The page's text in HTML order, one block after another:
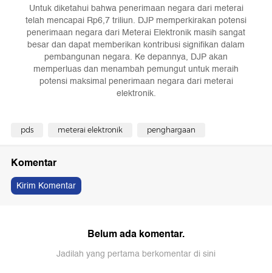
Untuk diketahui bahwa penerimaan negara dari meterai
telah mencapai Rp6,7 triliun. DJP memperkirakan potensi
penerimaan negara dari Meterai Elektronik masih sangat
besar dan dapat memberikan kontribusi signifikan dalam
pembangunan negara. Ke depannya, DJP akan
memperluas dan menambah pemungut untuk meraih
potensi maksimal penerimaan negara dari meterai
elektronik.
pds meterai elektronik penghargaan
Komentar
Kirim Komentar
Belum ada komentar.
Jadilah yang pertama berkomentar di sini